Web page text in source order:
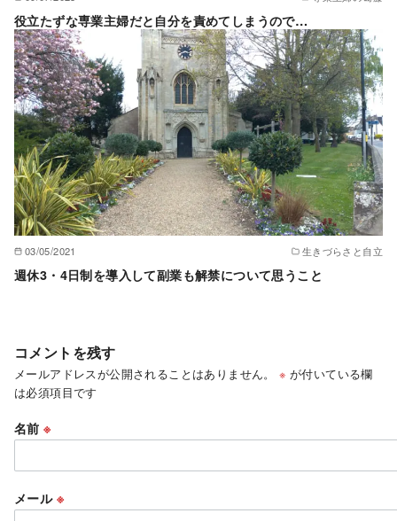
役立たずな専業主婦だと自分を責めてしまうので…
03/05/2021 生きづらさと自立
週休3・4日制を導入して副業も解禁について思うこと
コメントを残す
メールアドレスが公開されることはありません。 ※ が付いている欄
は必須項目です
名前※
メール ※